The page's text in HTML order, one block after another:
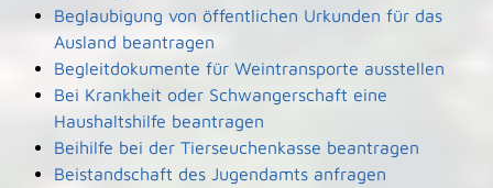
Beglaubigung von öffentlichen Urkunden für das
Ausland beantragen
Begleitdokumente für Weintransporte ausstellen
Bei Krankheit oder Schwangerschaft eine
Haushaltshilfe beantragen
Beihilfe bei der Tierseuchenkasse beantragen
Beistandschaft des Jugendamts anfragen